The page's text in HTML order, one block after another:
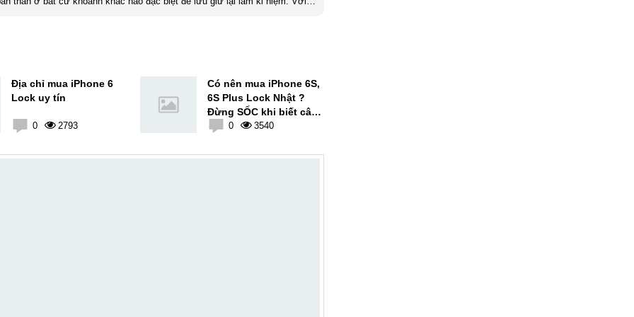
Địa chỉ mua iPhone 6
Lock uy tín
0 2793
Có nên mua iPhone 6S,
6S Plus Lock Nhật ?
Đừng SỐC khi biết câu
trả lời
0 3540